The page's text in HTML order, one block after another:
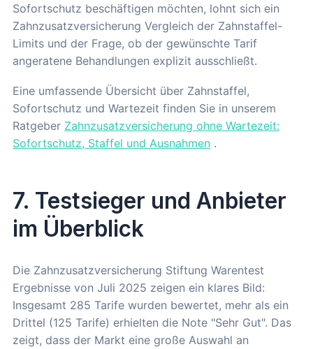
Sofortschutz beschäftigen möchten, lohnt sich ein
Zahnzusatzversicherung Vergleich der Zahnstaffel-
Limits und der Frage, ob der gewünschte Tarif
angeratene Behandlungen explizit ausschließt.
Eine umfassende Übersicht über Zahnstaffel,
Sofortschutz und Wartezeit finden Sie in unserem
Ratgeber Zahnzusatzversicherung ohne Wartezeit:
Sofortschutz, Staffel und Ausnahmen .
7. Testsieger und Anbieter
im Überblick
Die Zahnzusatzversicherung Stiftung Warentest
Ergebnisse von Juli 2025 zeigen ein klares Bild:
Insgesamt 285 Tarife wurden bewertet, mehr als ein
Drittel (125 Tarife) erhielten die Note "Sehr Gut". Das
zeigt, dass der Markt eine große Auswahl an